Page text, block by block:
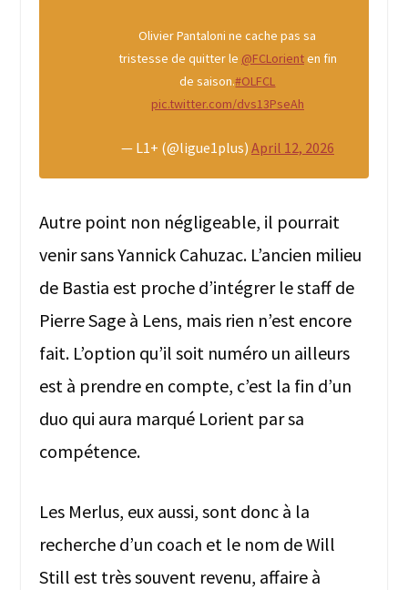
Olivier Pantaloni ne cache pas sa
tristesse de quitter le @FCLorienten fin
de saison.#OLFCL
pic.twitter.com/dvs13PseAh
— L1+ (@ligue1plus) April 12, 2026
Autre point non négligeable, il pourrait
venir sans Yannick Cahuzac. L’ancien milieu
de Bastia est proche d’intégrer le staff de
Pierre Sage à Lens, mais rien n’est encore
fait. L’option qu’il soit numéro un ailleurs
est à prendre en compte, c’est la fin d’un
duo qui aura marqué Lorient par sa
compétence.
Les Merlus, eux aussi, sont donc à la
recherche d’un coach et le nom de Will
Still est très souvent revenu, affaire à